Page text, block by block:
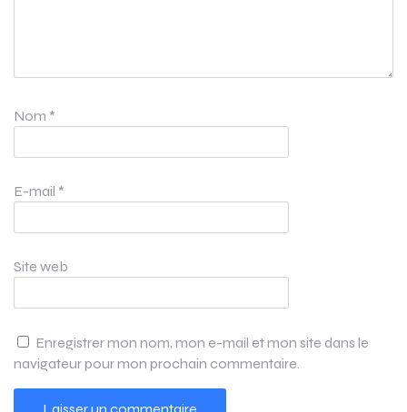
Nom *
E-mail *
Site web
Enregistrer mon nom, mon e-mail et mon site dans le
navigateur pour mon prochain commentaire.